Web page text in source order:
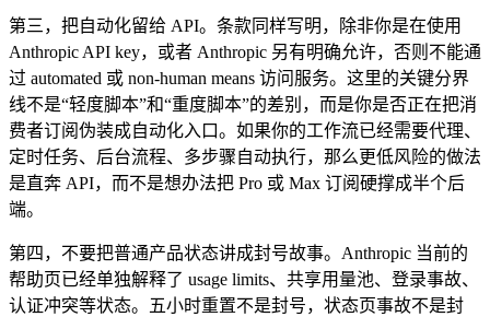
第三，把自动化留给 API。条款同样写明，除非你是在使用
Anthropic API key，或者 Anthropic 另有明确允许，否则不能通
过 automated 或 non-human means 访问服务。这里的关键分界
线不是“轻度脚本”和“重度脚本”的差别，而是你是否正在把消
费者订阅伪装成自动化入口。如果你的工作流已经需要代理、
定时任务、后台流程、多步骤自动执行，那么更低风险的做法
是直奔 API，而不是想办法把 Pro 或 Max 订阅硬撑成半个后
端。
第四，不要把普通产品状态讲成封号故事。Anthropic 当前的
帮助页已经单独解释了 usage limits、共享用量池、登录事故、
认证冲突等状态。五小时重置不是封号，状态页事故不是封